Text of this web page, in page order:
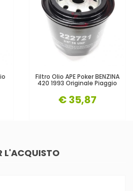
Filtro Olio APE Poker BENZINA
420 1993 Originale Piaggio
€ 35,87
L'ACQUISTO